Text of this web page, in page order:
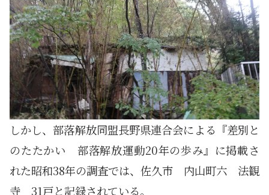
しかし、部落解放同盟長野県連合会による『差別と
のたたかい 部落解放運動20年の歩み』に掲載さ
れた昭和38年の調査では、佐久市 内山町六 法観
寺 31戸と記録されている。